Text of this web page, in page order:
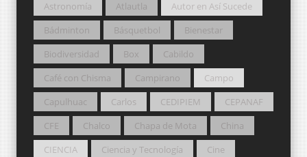
Astronomía
Atlautla
Autor en Así Sucede
Bádminton
Básquetbol
Bienestar
Biodiversidad
Box
Cabildo
Café con Chisma
Campirano
Campo
Capulhuac
Carlos CEDIPIEM
CEPANAF
CFE
Chalco Chapa de Mota
China
CIENCIA
Ciencia y Tecnología
Cine